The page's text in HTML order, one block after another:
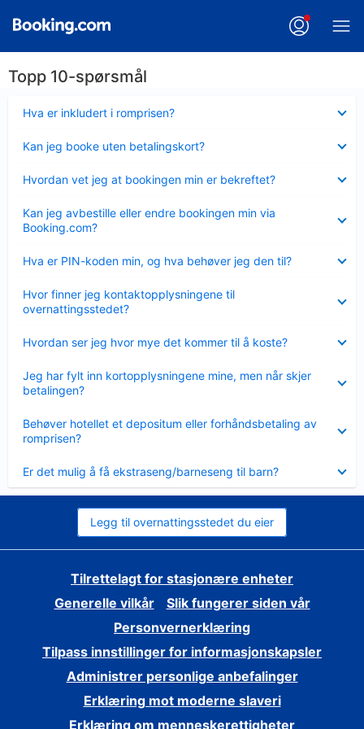
Topp 10-spørsmål
Hva er inkludert i romprisen?
mindre
Kan jeg booke uten betalingskort?
mindre
Hvordan vet jeg at bookingen min er bekreftet?
mindre
Kan jeg avbestille eller endre bookingen min via
Booking.com?
mindre
Hva er PIN-koden min, og hva behøver jeg den til?
mindre
Hvor finner jeg kontaktopplysningene til
overnattingsstedet?
mindre
Hvordan ser jeg hvor mye det kommer til å koste?
mindre
Jeg har fylt inn kortopplysningene mine, men når skjer
betalingen?
mindre
Behøver hotellet et depositum eller forhåndsbetaling av
romprisen?
mindre
Er det mulig å få ekstraseng/barneseng til barn?
mindre
Legg til overnattingsstedet du eier
Tilrettelagt for stasjonære enheter
Generelle vilkår
Slik fungerer siden vår
Personvernerklæring
Tilpass innstillinger for informasjonskapsler
Administrer personlige anbefalinger
Erklæring mot moderne slaveri
Erklæring om menneskerettigheter